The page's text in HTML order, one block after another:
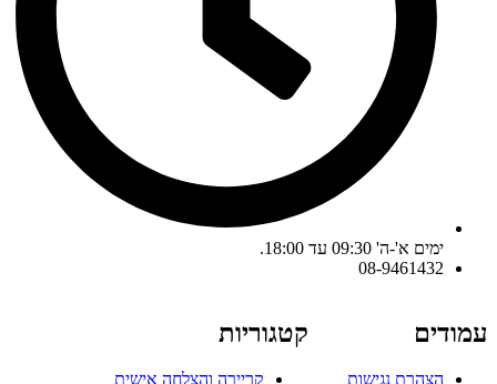
ימים א'-ה' 09:30 עד 18:00.
08-9461432
עמודים
הצהרת נגישות
קטגוריות
קריירה והצלחה אישית